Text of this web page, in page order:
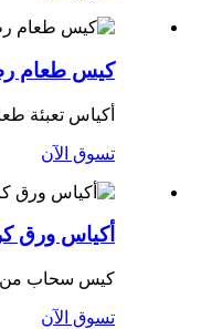
كيس طعام رطب
أكياس تعبئة طعام الحيوانات الأليفة الرطبة 85 جرامًا تم
تسوق الآن
أكياس ورق
كيس سحاب من
تسوق الآن